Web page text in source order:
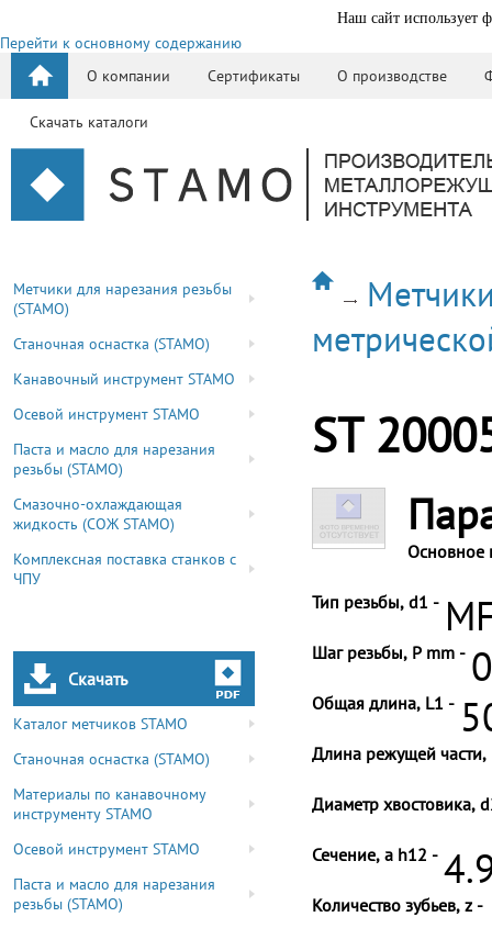
Наш сайт использует
Перейти к основному содержанию
О компании
Сертификаты О производстве
Скачать каталоги
Метчики для нарезания резьбы
(STAMO)
Станочная оснастка (STAMO)
Канавочный инструмент STAMO
Осевой инструмент STAMO
Паста и масло для нарезания
резьбы (STAMO)
Смазочно-охлаждающая
жидкость (СОЖ STAMO)
Комплексная поставка станков с
ЧПУ
Скачать
Каталог метчиков STAMO
Станочная оснастка (STAMO)
Материалы по канавочному
инструменту STAMO
Осевой инструмент STAMO
Паста и масло для нарезания
резьбы (STAMO)
ST
Основное
Тип резьбы, d1 -
Шаг резьбы, P mm -
Общая длина, L1 -
Длина режущей части,
Диаметр хвостовика,
Сечение, a h12 -
Количество зубьев, z -